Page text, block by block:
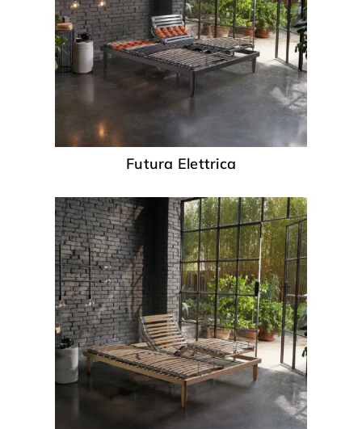
Futura Elettrica